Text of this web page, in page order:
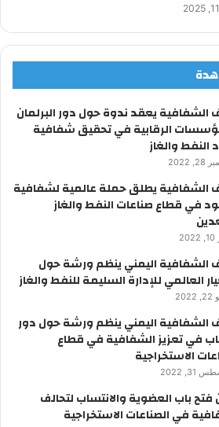
ق
S
الشفافية يعقد ندوة حول دور البرلمان
الرقابية في تحقيق شفافية
النفط والغاز
2022
الشفافية يطلق حملة عالمية لشفافية
في قطاع صناعات النفط والغاز
الشفافية اليمني ينظم ورشة حول
العالمي للإدارة السليمة للنفط والغاز
الشفافية اليمني ينظم ورشة حول دور
في تعزيز الشفافية في قطاع
الاستخراجية
2022
فتح باب العضوية والانتساب لتحالف
في الصناعات الاستخراجية